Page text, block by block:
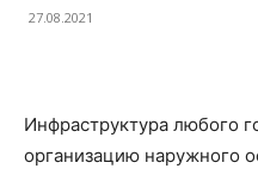
27.08.2021
Инфраструктура любого
организацию наружного